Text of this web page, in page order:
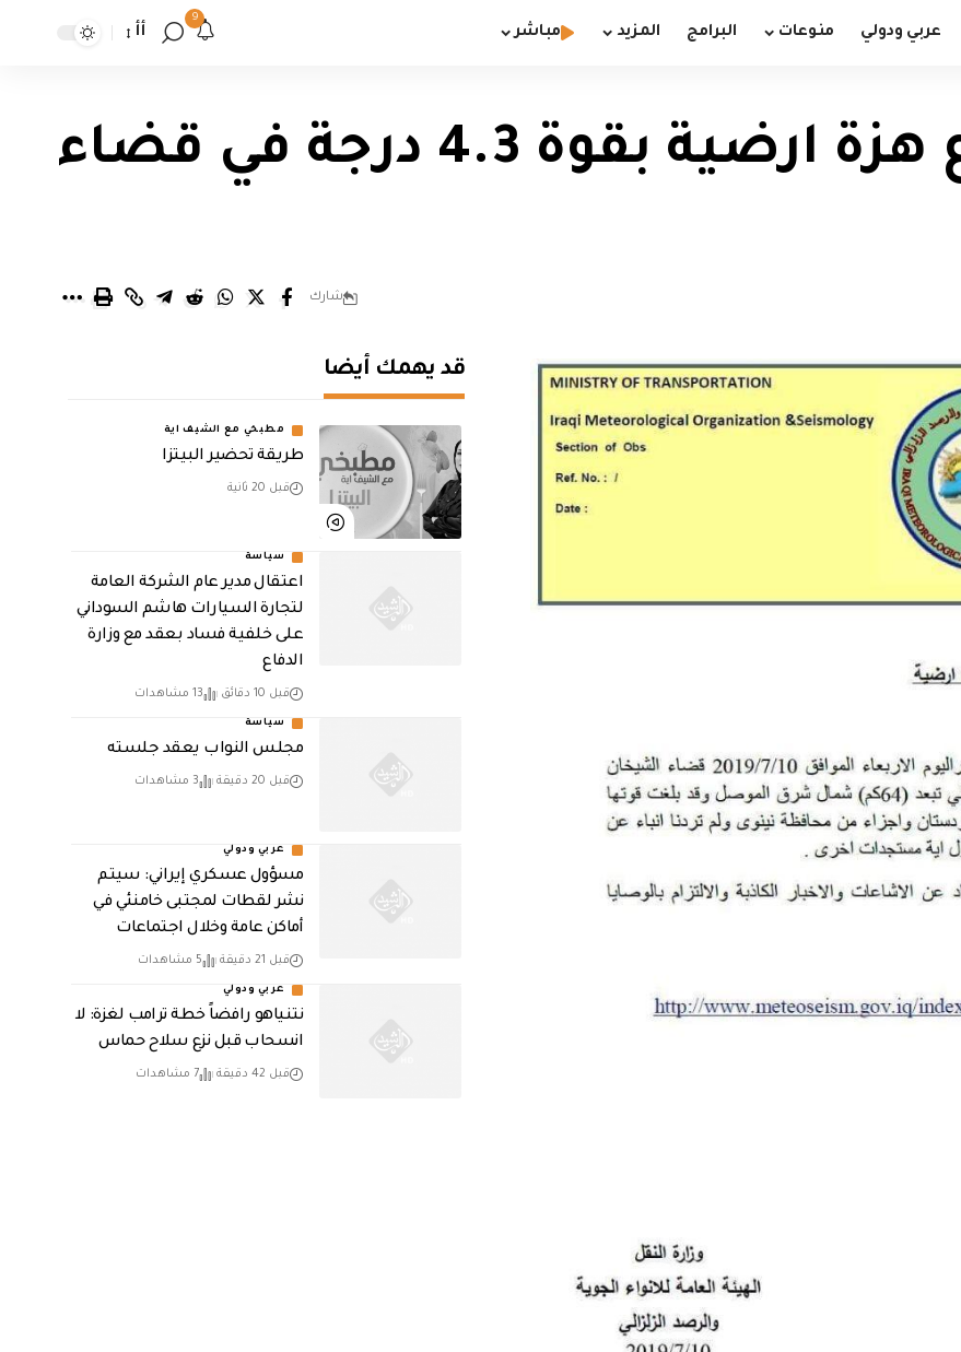
عربي ودولي منوعات البرامج المزيد مباشر
9
أأ
النقل تسجل وقوع هزة ارضية بقوة 4.3 درجة في قضاء
شارك
قد يهمك أيضا
مطبخي مع الشيف اية
طريقة تحضير البيتزا
قبل 20 ثانية
سياسة
اعتقال مدير عام الشركة العامة
لتجارة السيارات هاشم السوداني
على خلفية فساد بعقد مع وزارة
الدفاع
قبل 10 دقائق 13 مشاهدات
سياسة
مجلس النواب يعقد جلسته
قبل 20 دقيقة 3 مشاهدات
عربي ودولي
مسؤول عسكري إيراني: سيتم
نشر لقطات لمجتبى خامنئي في
أماكن عامة وخلال اجتماعات
قبل 21 دقيقة 5 مشاهدات
عربي ودولي
نتنياهو رافضاً خطة ترامب لغزة: لا
انسحاب قبل نزع سلاح حماس
قبل 42 دقيقة 7 مشاهدات